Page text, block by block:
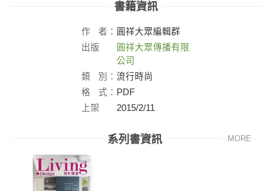
書籍資訊
作 者： 圓祥大眾編輯群
出版
圓祥大眾傳播有限
公司
類
別： 流行時尚
格
式： PDF
上架
2015/2/11
系列書資訊 MORE